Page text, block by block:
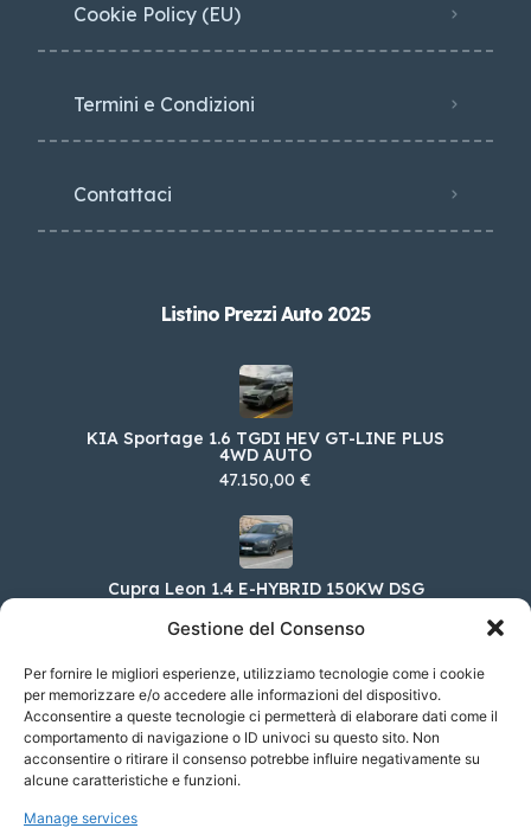
Gestione del Consenso
Per fornire le migliori esperienze, utilizziamo tecnologie come i cookie
per memorizzare e/o accedere alle informazioni del dispositivo.
Acconsentire a queste tecnologie ci permetterà di elaborare dati come il
comportamento di navigazione o ID univoci su questo sito. Non
acconsentire o ritirare il consenso potrebbe influire negativamente su
alcune caratteristiche e funzioni.
Manage services
Cookie Policy (EU)
Termini e Condizioni
Contattaci
Listino Prezzi Auto 2025
KIA Sportage 1.6 TGDI HEV GT-LINE PLUS
4WD AUTO
47.150,00 €
Cupra Leon 1.4 E-HYBRID 150KW DSG
Aston Martin Nuova Vantage 4.0 V8 F1 Coupe
194.795,00 €